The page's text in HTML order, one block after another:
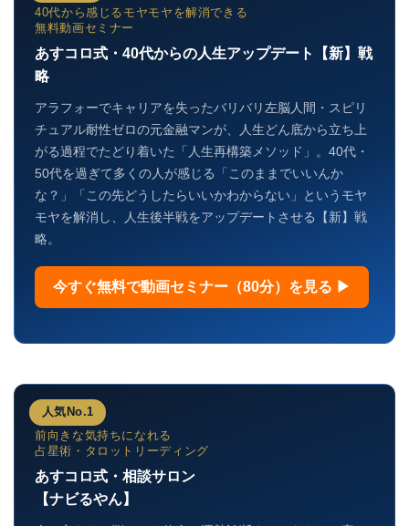
40代から感じるモヤモヤを解消できる
無料動画セミナー
あすコロ式・40代からの人生アップデート【新】戦
略
アラフォーでキャリアを失ったバリバリ左脳人間・スピリ
チュアル耐性ゼロの元金融マンが、人生どん底から立ち上
がる過程でたどり着いた「人生再構築メソッド」。40代・
50代を過ぎて多くの人が感じる「このままでいいんか
な？」「この先どうしたらいいかわからない」というモヤ
モヤを解消し、人生後半戦をアップデートさせる【新】戦
略。
今すぐ無料で動画セミナー（80分）を見る ▶
人気No.1
前向きな気持ちになれる
占星術・タロットリーディング
あすコロ式・相談サロン
【ナビるやん】